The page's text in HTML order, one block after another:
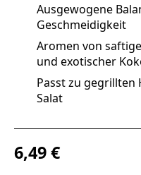
Ausgewogene
Geschmeidigkeit
Aromen von
und exotischer
Passt zu gegrillten
Salat
Regulärer Preis:
6,49 €